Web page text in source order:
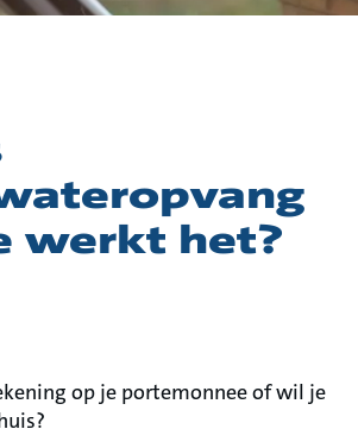
werkt het?
op je portemonnee of wil je